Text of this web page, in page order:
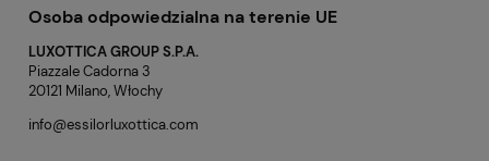
Osoba odpowiedzialna na terenie UE
LUXOTTICA GROUP S.P.A.
Piazzale Cadorna 3
20121 Milano, Włochy
info@essilorluxottica.com